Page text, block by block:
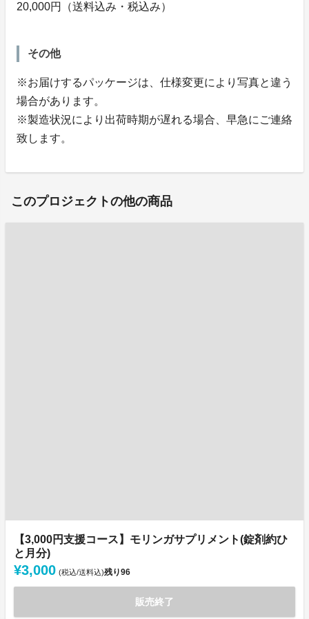
20,000円（送料込み・税込み）
その他
※お届けするパッケージは、仕様変更により写真と違う
場合があります。
※製造状況により出荷時期が遅れる場合、早急にご連絡
致します。
このプロジェクトの他の商品
【3,000円支援コース】モリンガサプリメント(錠剤約ひ
と月分)
¥3,000 (税込/送料込)残り96
販売終了